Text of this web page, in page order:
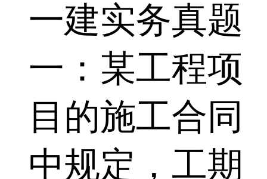
一建实务真题
一：某工程项
目的施工合同
中规定，工期